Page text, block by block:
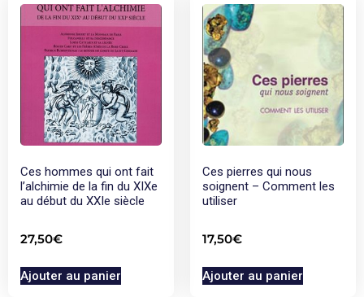
Ces hommes qui ont fait
l’alchimie de la fin du XIXe
au début du XXIe siècle
27,50€
Ajouter au panier
Ces pierres qui nous
soignent – Comment les
utiliser
17,50€
Ajouter au panier